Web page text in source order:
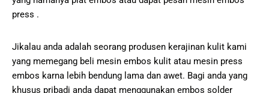
press .
Jikalau anda adalah seorang produsen kerajinan kulit kami
yang memegang beli mesin embos kulit atau mesin press
embos karna lebih bendung lama dan awet. Bagi anda yang
khusus pribadi anda dapat menggunakan embos solder